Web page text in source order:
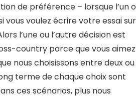
de préférence – lorsque l’un
vous voulez écrire votre essai sur
l’une ou l’autre décision est
country parce que vous aimez
nous choisissons entre deux ou
terme de chaque choix sont
ces scénarios, plus nous